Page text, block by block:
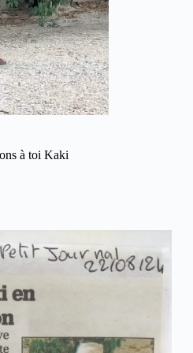
à toi Kaki